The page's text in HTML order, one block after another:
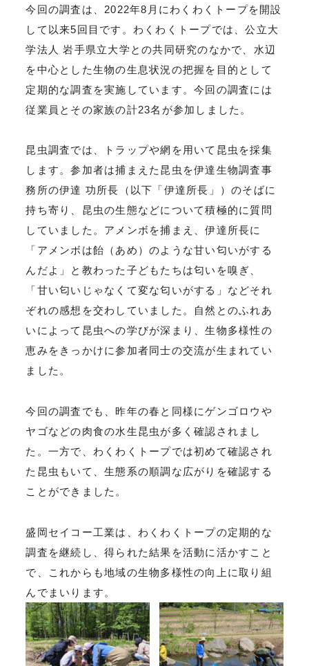
今回の調査は、2022年8月にわくわくトープを開設
して以来5回目です。わくわくトープでは、公立大
学法人 岩手県立大学との共同研究のなかで、水辺
を中心とした生物の生息状況の把握を目的として
定期的な調査を実施しています。今回の調査には
従業員とその家族の計23名が参加しました。
昆虫調査では、トラップや網を用いて昆虫を採集
します。参加者は捕まえた昆虫を伊達生物調査事
務所の伊達 功所長（以下「伊達所長」）のそばに
持ち寄り、昆虫の生態などについて積極的に質問
していました。アメンボを捕まえ、伊達所長に
「アメンボは飴（あめ）のような甘い匂いがする
んだよ」と教わった子どもたちは匂いを嗅ぎ、
「甘い匂いじゃなくて変な匂いがする」などそれ
ぞれの感想を交わしていました。自然とのふれあ
いによって昆虫への学びが深まり、生物多様性の
恵みをきっかけに参加者同士の交流が生まれてい
ました。
今回の調査でも、昨年の春と同様にゲンゴロウや
ヤゴなどの肉食の水生昆虫が多く確認されまし
た。一方で、わくわくトープでは初めて確認され
た昆虫もいて、生態系の順調な広がりを確認する
ことができました。
盛岡セイコー工業は、わくわくトープの定期的な
調査を継続し、得られた結果を活動に活かすこと
で、これからも地域の生物多様性の向上に取り組
んでまいります。